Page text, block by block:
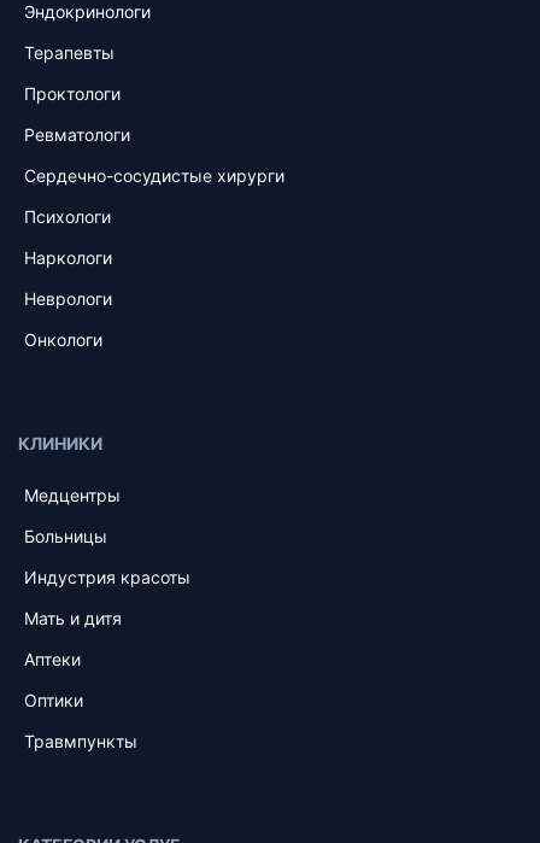
Эндокринологи
Терапевты
Проктологи
Ревматологи
Сердечно-сосудистые хирурги
Психологи
Наркологи
Неврологи
Онкологи
КЛИНИКИ
Медцентры
Больницы
Индустрия красоты
Мать и дитя
Аптеки
Оптики
Травмпункты